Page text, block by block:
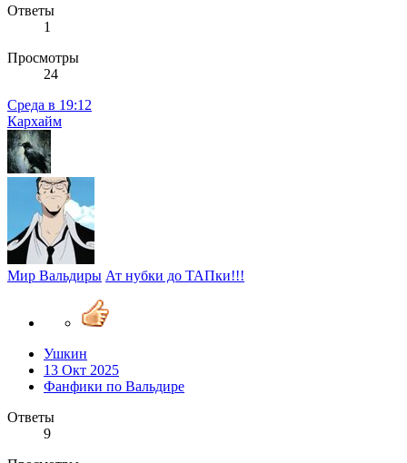
Ответы
1
Просмотры
24
Среда в 19:12
Кархайм
Мир Вальдиры Ат нубки до ТАПки!!!
Ушкин
13 Окт 2025
Фанфики по Вальдире
Ответы
9